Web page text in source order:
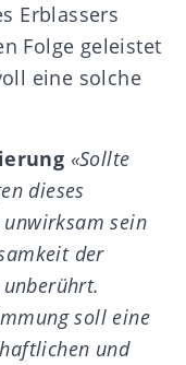
Erblassers
Folge geleistet
eine solche
«Sollte
dieses
sein
der
soll eine
und